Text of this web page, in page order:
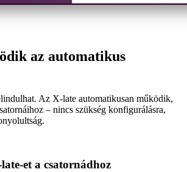
az automatikus
Az X-late automatikusan működik,
– nincs szükség konfigurálásra,
et a csatornádhoz